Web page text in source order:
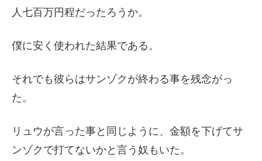
人七百万円程だったろうか。
僕に安く使われた結果である。
それでも彼らはサンゾクが終わる事を残念がっ
た。
リュウが言った事と同じように、金額を下げてサ
ンゾクで打てないかと言う奴もいた。